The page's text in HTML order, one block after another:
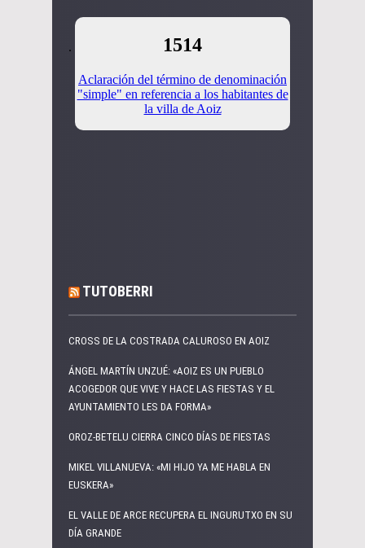
TUTOBERRI
CROSS DE LA COSTRADA CALUROSO EN AOIZ
ÁNGEL MARTÍN UNZUÉ: «AOIZ ES UN PUEBLO
ACOGEDOR QUE VIVE Y HACE LAS FIESTAS Y EL
AYUNTAMIENTO LES DA FORMA»
OROZ-BETELU CIERRA CINCO DÍAS DE FIESTAS
MIKEL VILLANUEVA: «MI HIJO YA ME HABLA EN
EUSKERA»
EL VALLE DE ARCE RECUPERA EL INGURUTXO EN SU
DÍA GRANDE